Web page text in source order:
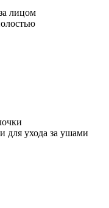
лицом
для ухода за ушами